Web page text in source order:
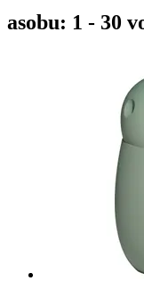
asobu: 1 - 30